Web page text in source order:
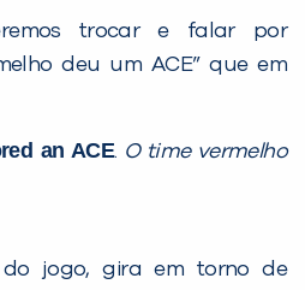
trocar e falar por
deu um ACE” que em
an ACE. O time vermelho
jogo, gira em torno de